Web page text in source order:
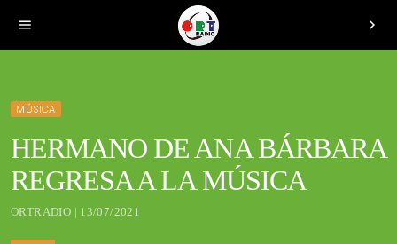
menu chevron_right
MÚSICA
HERMANO DE ANA BÁRBARA
REGRESA A LA MÚSICA
ORTRADIO | 13/07/2021